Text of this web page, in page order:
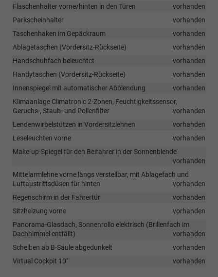
Flaschenhalter vorne/hinten in den Türen
vorhanden
Parkscheinhalter
vorhanden
Taschenhaken im Gepäckraum
vorhanden
Ablagetaschen (Vordersitz-Rückseite)
vorhanden
Handschuhfach beleuchtet
vorhanden
Handytaschen (Vordersitz-Rückseite)
vorhanden
Innenspiegel mit automatischer Abblendung
vorhanden
Klimaanlage Climatronic 2-Zonen, Feuchtigkeitssensor,
Geruchs-, Staub- und Pollenfilter
vorhanden
Lendenwirbelstützen in Vordersitzlehnen
vorhanden
Leseleuchten vorne
vorhanden
Make-up-Spiegel für den Beifahrer in der Sonnenblende
vorhanden
Mittelarmlehne vorne längs verstellbar, mit Ablagefach und
Luftaustrittsdüsen für hinten
vorhanden
Regenschirm in der Fahrertür
vorhanden
Sitzheizung vorne
vorhanden
Panorama-Glasdach, Sonnenrollo elektrisch (Brillenfach im
Dachhimmel entfällt)
vorhanden
Scheiben ab B-Säule abgedunkelt
vorhanden
Virtual Cockpit 10"
vorhanden